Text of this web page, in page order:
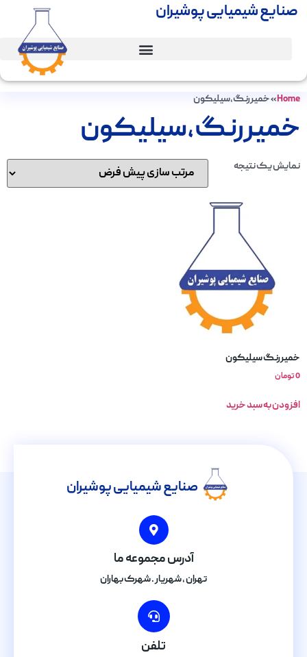
صنایع شیمیایی پوشیران
Home
»خمیررنگ،سیلیکون
خمیررنگ،سیلیکون
نمایش یک نتیجه
خمیررنگ سیلیکون
0تومان
افزودن به سبد خرید
صنایع شیمیایی پوشیران
آدرس مجموعه ما
تهران , شهریار . شهرک بهاران
تلفن